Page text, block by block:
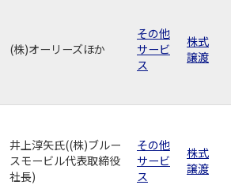
(株)オーリーズほか
その他
サービ
ス
株式
譲渡
井上淳矢氏((株)ブルー
スモービル代表取締役
社長)
その他
サービ
ス
株式
譲渡